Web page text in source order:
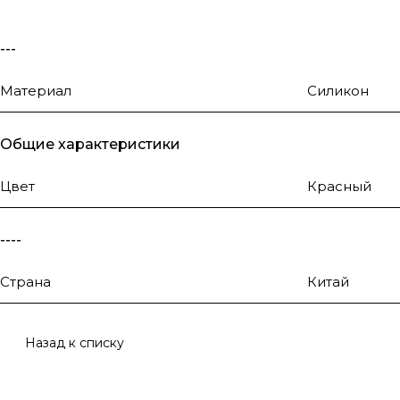
---
Материал Силикон
Общие характеристики
Цвет Красный
----
Страна Китай
Назад к списку